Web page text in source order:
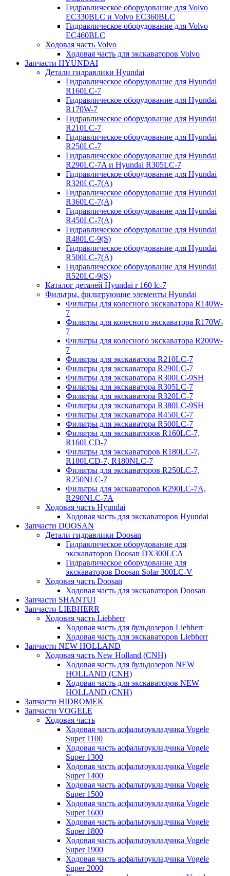
Гидравлическое оборудование для Volvo
EC330BLC и Volvo EC360BLC
Гидравлическое оборудование для Volvo
EC460BLC
Ходовая часть Volvo
Ходовая часть для экскаваторов Volvo
Запчасти HYUNDAI
Детали гидравлики Hyundai
Гидравлическое оборудование для Hyundai
R160LC-7
Гидравлическое оборудование для Hyundai
R170W-7
Гидравлическое оборудование для Hyundai
R210LC-7
Гидравлическое оборудование для Hyundai
R250LC-7
Гидравлическое оборудование для Hyundai
R290LC-7A и Hyundai R305LC-7
Гидравлическое оборудование для Hyundai
R320LC-7(A)
Гидравлическое оборудование для Hyundai
R360LC-7(A)
Гидравлическое оборудование для Hyundai
R450LC-7(A)
Гидравлическое оборудование для Hyundai
R480LC-9(S)
Гидравлическое оборудование для Hyundai
R500LC-7(A)
Гидравлическое оборудование для Hyundai
R520LC-9(S)
Каталог деталей Hyundai r 160 lc-7
Фильтры, фильтрующие элементы Hyundai
Фильтры для колесного экскаватора R140W-
7
Фильтры для колесного экскаватора R170W-
7
Фильтры для колесного экскаватора R200W-
7
Фильтры для экскаватора R210LC-7
Фильтры для экскаватора R290LC-7
Фильтры для экскаватора R300LC-9SH
Фильтры для экскаватора R305LC-7
Фильтры для экскаватора R320LC-7
Фильтры для экскаватора R380LC-9SH
Фильтры для экскаватора R450LC-7
Фильтры для экскаватора R500LC-7
Фильтры для экскаваторов R160LC-7,
R160LCD-7
Фильтры для экскаваторов R180LC-7,
R180LCD-7, R180NLC-7
Фильтры для экскаваторов R250LC-7,
R250NLC-7
Фильтры для экскаваторов R290LC-7A,
R290NLC-7A
Ходовая часть Hyundai
Ходовая часть для экскаваторов Hyundai
Запчасти DOOSAN
Детали гидравлики Doosan
Гидравлическое оборудование для
экскаваторов Doosan DX300LCA
Гидравлическое оборудование для
экскаваторов Doosan Solar 300LC-V
Ходовая часть Doosan
Ходовая часть для экскаваторов Doosan
Запчасти SHANTUI
Запчасти LIEBHERR
Ходовая часть Liebherr
Ходовая часть для бульдозеров Liebherr
Ходовая часть для экскаваторов Liebherr
Запчасти NEW HOLLAND
Ходовая часть New Holland (CNH)
Ходовая часть для бульдозеров NEW
HOLLAND (CNH)
Ходовая часть для экскаваторов NEW
HOLLAND (CNH)
Запчасти HIDROMEK
Запчасти VOGELE
Ходовая часть
Ходовая часть асфальтоукладчика Vogele
Super 1100
Ходовая часть асфальтоукладчика Vogele
Super 1300
Ходовая часть асфальтоукладчика Vogele
Super 1400
Ходовая часть асфальтоукладчика Vogele
Super 1500
Ходовая часть асфальтоукладчика Vogele
Super 1600
Ходовая часть асфальтоукладчика Vogele
Super 1800
Ходовая часть асфальтоукладчика Vogele
Super 1900
Ходовая часть асфальтоукладчика Vogele
Super 2000